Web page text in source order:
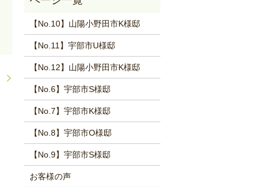
【No.10】山陽小野田市K様邸
【No.11】宇部市U様邸
【No.12】山陽小野田市K様邸
【No.6】宇部市S様邸
【No.7】宇部市K様邸
【No.8】宇部市O様邸
【No.9】宇部市S様邸
お客様の声